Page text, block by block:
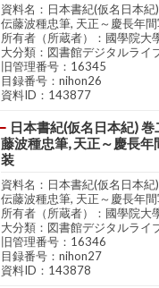
資料名：日本書紀(仮名日本紀
伝藤波種忠筆, 天正～慶長年
所有者（所蔵者）：國學院大
大分類：図書館デジタルライ
旧管理番号：16345
目録番号：nihon26
資料ID：143877
日本書紀(仮名日本紀) 巻
藤波種忠筆, 天正～慶長年
装
資料名：日本書紀(仮名日本紀
伝藤波種忠筆, 天正～慶長年
所有者（所蔵者）：國學院大
大分類：図書館デジタルライ
旧管理番号：16346
目録番号：nihon27
資料ID：143878